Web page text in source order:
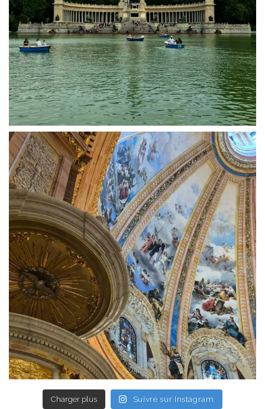
Charger plus Suivre sur Instagram